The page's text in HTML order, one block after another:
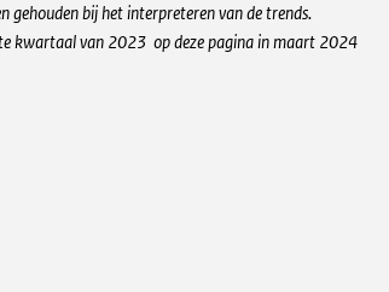
bij het interpreteren van de trends.
kwartaal van 2023 op deze pagina in maart 2024